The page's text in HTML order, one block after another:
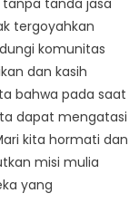
tanda jasa
tergoyahkan
komunitas
dan kasih
bahwa pada saat
dapat mengatasi
kita hormati dan
misi mulia
yang